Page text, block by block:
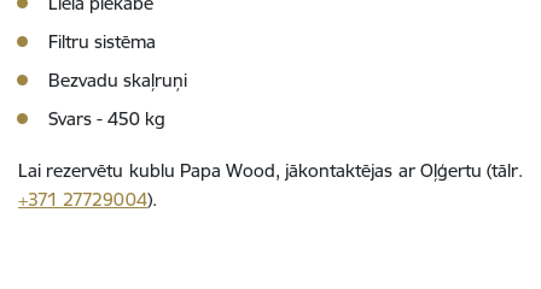
Filtru sistēma
Bezvadu skaļruņi
Svars - 450 kg
Lai rezervētu kublu Papa Wood, jākontaktējas ar Oļģertu (tālr.
+371 27729004).